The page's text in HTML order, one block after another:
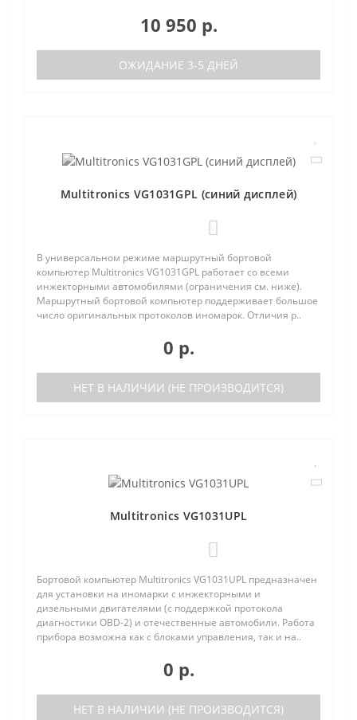
10 950 р.
ОЖИДАНИЕ 3-5 ДНЕЙ
Multitronics VG1031GPL (синий дисплей)
В универсальном режиме маршрутный бортовой
компьютер Multitronics VG1031GPL работает со всеми
инжекторными автомобилями (ограничения см. ниже).
Маршрутный бортовой компьютер поддерживает большое
число оригинальных протоколов иномарок. Отличия р..
0 р.
НЕТ В НАЛИЧИИ (НЕ ПРОИЗВОДИТСЯ)
Multitronics VG1031UPL
Бортовой компьютер Multitronics VG1031UPL предназначен
для установки на иномарки с инжекторными и
дизельными двигателями (с поддержкой протокола
диагностики OBD-2) и отечественные автомобили. Работа
прибора возможна как с блоками управления, так и на..
0 р.
НЕТ В НАЛИЧИИ (НЕ ПРОИЗВОДИТСЯ)